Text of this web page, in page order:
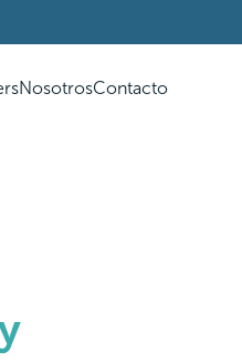
NosotrosContacto